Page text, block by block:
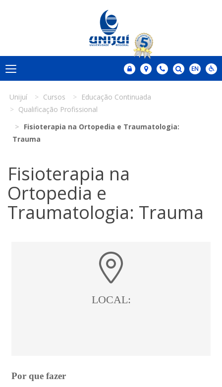
Unijuí Cursos
Educação Continuada
Qualificação Profissional
Fisioterapia na Ortopedia e Traumatologia:
Trauma
Fisioterapia na
Ortopedia e
Traumatologia: Trauma